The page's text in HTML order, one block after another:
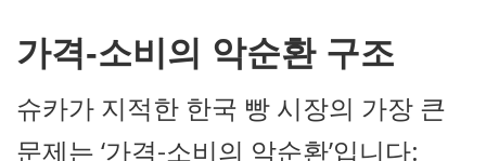
가격-소비의 악순환 구조
슈카가 지적한 한국 빵 시장의 가장 큰
문제는 ‘가격-소비의 악순환’입니다: